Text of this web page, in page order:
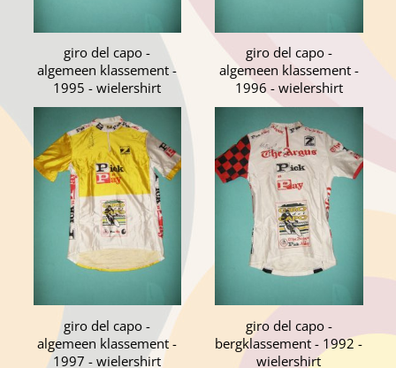
giro del capo -
algemeen klassement -
1995 - wielershirt
giro del capo -
algemeen klassement -
1996 - wielershirt
giro del capo -
algemeen klassement -
1997 - wielershirt
giro del capo -
bergklassement - 1992 -
wielershirt